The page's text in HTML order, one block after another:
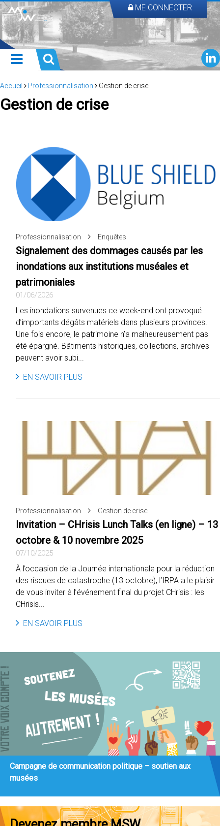
ME CONNECTER
Accueil Professionnalisation Gestion de crise
Gestion de crise
Professionnalisation Enquêtes
Signalement des dommages causés par les
inondations aux institutions muséales et
patrimoniales
01/06/2026
Les inondations survenues ce week-end ont provoqué
d’importants dégâts matériels dans plusieurs provinces.
Une fois encore, le patrimoine n’a malheureusement pas
été épargné. Bâtiments historiques, collections, archives
peuvent avoir subi...
EN SAVOIR PLUS
Professionnalisation Gestion de crise
Invitation – CHrisis Lunch Talks (en ligne) – 13
octobre & 10 novembre 2025
07/10/2025
À l’occasion de la Journée internationale pour la réduction
des risques de catastrophe (13 octobre), l’IRPA a le plaisir
de vous inviter à l’événement final du projet CHrisis : les
CHrisis...
EN SAVOIR PLUS
Campagne de communication politique – soutien aux
musées